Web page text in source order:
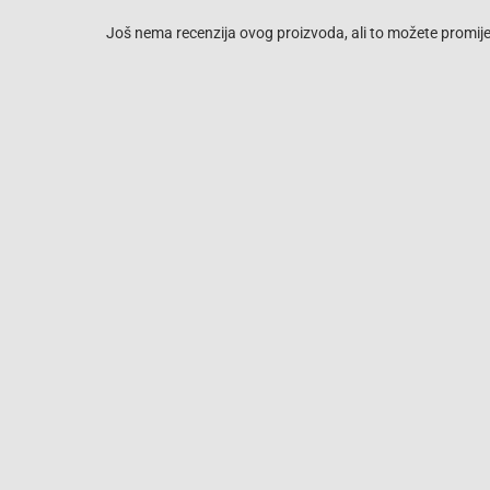
Još nema recenzija ovog proizvoda, ali to možete